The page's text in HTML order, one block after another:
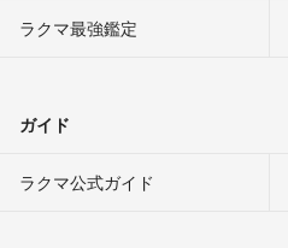
ラクマ最強鑑定
ガイド
ラクマ公式ガイド